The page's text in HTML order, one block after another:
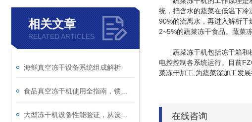
相关文章
RELATED ARTICLES
海鲜真空冻干设备系统组成解析
统，把含水的蔬菜在低温下
90%的流离水，再进入解析
2~5%的蔬菜冻干食品。蔬菜
蔬菜冻干机包括冻干箱和机
电控控制各系统运行。目前
菜冻干加工,为蔬菜深加工发展
在线咨询